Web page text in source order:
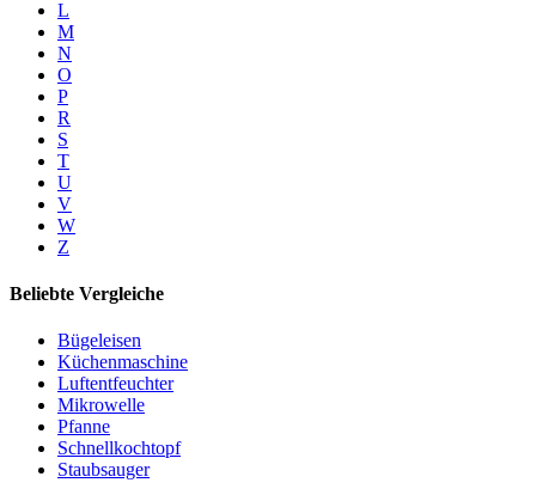
L
M
N
O
P
R
S
T
U
V
W
Z
Beliebte Vergleiche
Bügeleisen
Küchenmaschine
Luftentfeuchter
Mikrowelle
Pfanne
Schnellkochtopf
Staubsauger